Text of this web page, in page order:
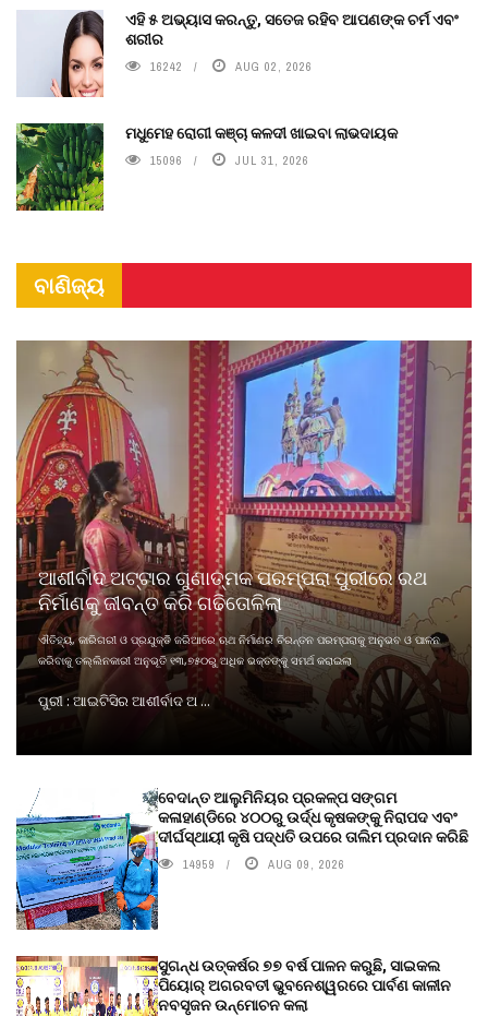
ଏହି ୫ ଅଭ୍ୟାସ କରନ୍ତୁ, ସତେଜ ରହିବ ଆପଣଙ୍କ ଚର୍ମ ଏବଂ
ଶରୀର
16242 AUG 02, 2026
ମଧୁମେହ ରୋଗୀ କଞ୍ଚା କଳଦୀ ଖାଇବା ଲାଭଦାୟକ
15096 JUL 31, 2026
ବାଣିଜ୍ୟ
ଆଶୀର୍ବାଦ ଅଟ୍ଟାର ଗୁଣାତ୍ମକ ପରମ୍ପରା ପୁରୀରେ ରଥ
ନିର୍ମାଣକୁ ଜୀବନ୍ତ କରି ଗଢିତୋଳିଲା
ଐତିହ୍ୟ, କାରିଗରୀ ଓ ପ୍ରଯୁକ୍ତି ଜରିଆରେ ଋଥ ନିର୍ମାଣର ଚିରନ୍ତନ ପରମ୍ପରାକୁ ଅନୁଭବ ଓ ପାଳନ
କରିବାକୁ ତଲ୍ଲିନକାରୀ ଅନୁଭୂତି ୧୩,୭୫୦ରୁ ଅଧିକ ଭକ୍ତଙ୍କୁ ସମର୍ଥ କରାଇଲା
ପୁରୀ : ଆଇଟିସିର ଆଶୀର୍ବାଦ ଅ ...
ବେଦାନ୍ତ ଆଲୁମିନିୟର ପ୍ରକଳ୍ପ ସଙ୍ଗମ
କଳାହାଣ୍ଡିରେ ୪୦୦ରୁ ଉର୍ଦ୍ଧ କୃଷକଙ୍କୁ ନିରାପଦ ଏବଂ
ଦୀର୍ଘସ୍ଥାୟୀ କୃଷି ପଦ୍ଧତି ଉପରେ ତାଲିମ ପ୍ରଦାନ କରିଛି
14959 AUG 09, 2026
ସୁଗନ୍ଧ ଉତ୍କର୍ଷର ୭୭ ବର୍ଷ ପାଳନ କରୁଛି, ସାଇକଲ
ପିୟୋର୍‌ ଅଗରବତୀ ଭୁବନେଶ୍ୱରରେ ପାର୍ବଣ କାଳୀନ
ନବସୃଜନ ଉନ୍ମୋଚନ କଲା